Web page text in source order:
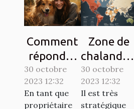
Comment
répondre
aux
besoins de
base de
30 octobre
2023 12:32
En tant que
propriétaire
Zone de
chalandise
: qu’est-ce
que c’est ?
30 octobre
2023 12:32
Il est très
stratégique